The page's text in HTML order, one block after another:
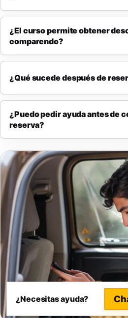
¿El curso permite obtener
comparendo?
¿Qué sucede después de
¿Puedo pedir ayuda antes de
reserva?
¿Necesitas ayuda?